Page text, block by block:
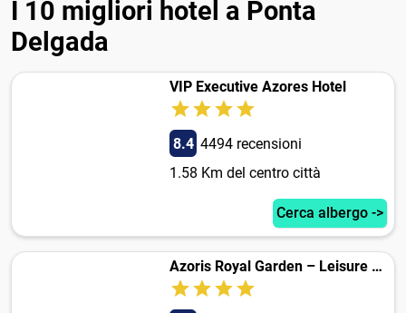
I 10 migliori hotel a Ponta
Delgada
VIP Executive Azores Hotel
8.4 4494 recensioni
1.58 Km del centro città
Cerca albergo ->
Azoris Royal Garden – Leisure & Conference Hotel